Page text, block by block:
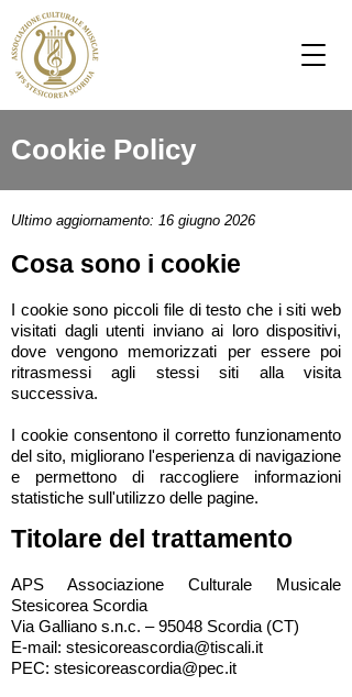
Cookie Policy
Ultimo aggiornamento: 16 giugno 2026
Cosa sono i cookie
I cookie sono piccoli file di testo che i siti web
visitati dagli utenti inviano ai loro dispositivi,
dove vengono memorizzati per essere poi
ritrasmessi agli stessi siti alla visita
successiva.
I cookie consentono il corretto funzionamento
del sito, migliorano l'esperienza di navigazione
e permettono di raccogliere informazioni
statistiche sull'utilizzo delle pagine.
Titolare del trattamento
APS Associazione Culturale Musicale
Stesicorea Scordia
Via Galliano s.n.c. – 95048 Scordia (CT)
E-mail: stesicoreascordia@tiscali.it
PEC: stesicoreascordia@pec.it